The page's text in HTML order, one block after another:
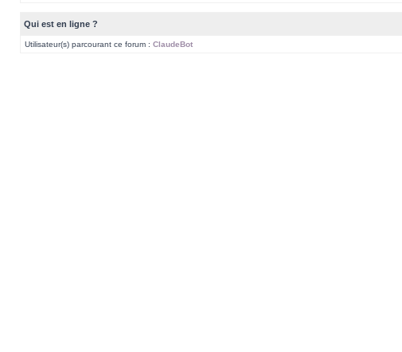
Qui est en ligne ?
Utilisateur(s) parcourant ce forum : ClaudeBot